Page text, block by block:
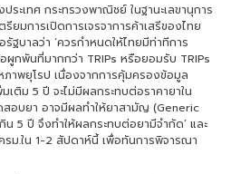
ระเทศ กระทรวงพาณิชย์ ในฐานะเลขานุการ
ยมการเปิดการเจรจาการค้าเสรีของไทย
ฐบาลว่า ‘ควรกำหนดให้ไทยมีท่าทีการ
กพันที่มากกว่า TRIPs หรือยอมรับ TRIPs
ภาพยุโรป เนื่องจากการคุ้มครองข้อมูล
ติม 5 ปี จะไม่มีผลกระทบต่อราคายาใน
อบยา อาจมีผลทำให้ยาสามัญ (Generic
5 ปี จึงทำให้ผลกระทบต่อยามีจำกัด’ และ
รม.ใน 1-2 สัปดาห์นี้ เพื่อทันการพิจารณา